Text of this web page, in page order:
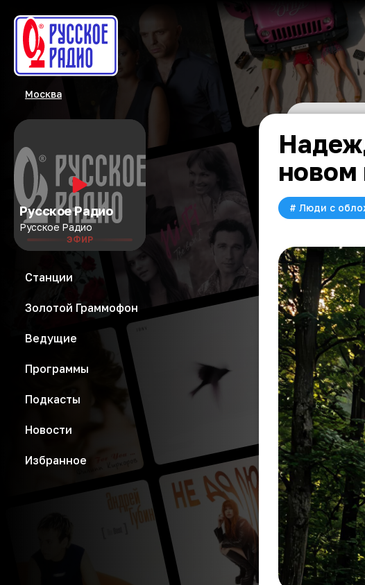
Москва
Русское Радио
Русское Радио
ЭФИР
Станции
Золотой Граммофон
Ведущие
Программы
Подкасты
Новости
Избранное
# Люди с